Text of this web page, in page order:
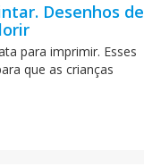
Desenhos de
para imprimir. Esses
que as crianças